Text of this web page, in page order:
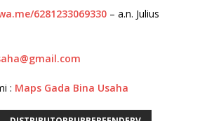
6281233069330 – a.n. Julius
: Maps Gada Bina Usaha